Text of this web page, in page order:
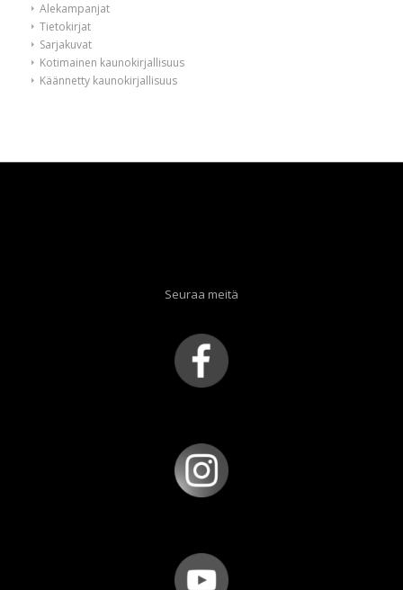
Alekampanjat
Tietokirjat
Sarjakuvat
Kotimainen kaunokirjallisuus
Käännetty kaunokirjallisuus
Seuraa meitä